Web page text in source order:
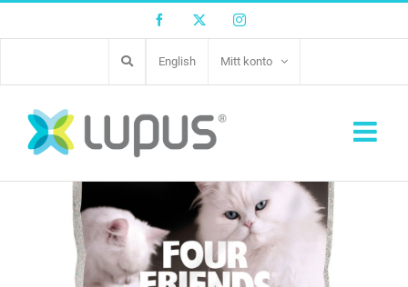
Facebook Twitter Instagram
English Mitt konto